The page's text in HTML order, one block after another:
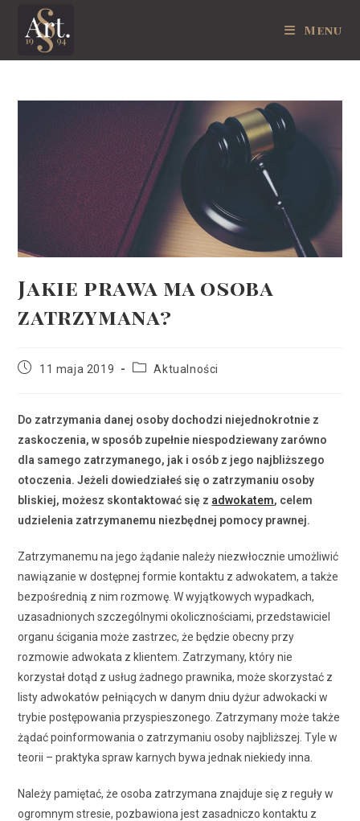
content
Menu
Jakie prawa ma osoba
zatrzymana?
Post11 maja 2019
PostAktualności
Do zatrzymania danej osoby dochodzi niejednokrotnie z
zaskoczenia, w sposób zupełnie niespodziewany zarówno
dla samego zatrzymanego, jak i osób z jego najbliższego
otoczenia. Jeżeli dowiedziałeś się o zatrzymaniu osoby
bliskiej, możesz skontaktować się z adwokatem, celem
udzielenia zatrzymanemu niezbędnej pomocy prawnej.
Zatrzymanemu na jego żądanie należy niezwłocznie umożliwić
nawiązanie w dostępnej formie kontaktu z adwokatem, a także
bezpośrednią z nim rozmowę. W wyjątkowych wypadkach,
uzasadnionych szczególnymi okolicznościami, przedstawiciel
organu ścigania może zastrzec, że będzie obecny przy
rozmowie adwokata z klientem. Zatrzymany, który nie
korzystał dotąd z usług żadnego prawnika, może skorzystać z
listy adwokatów pełniących w danym dniu dyżur adwokacki w
trybie postępowania przyspieszonego. Zatrzymany może także
żądać poinformowania o zatrzymaniu osoby najbliższej. Tyle w
teorii – praktyka spraw karnych bywa jednak niekiedy inna.
Należy pamiętać, że osoba zatrzymana znajduje się z reguły w
ogromnym stresie, pozbawiona jest zasadniczo kontaktu z